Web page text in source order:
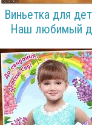
Виньетка для
Наш любимый